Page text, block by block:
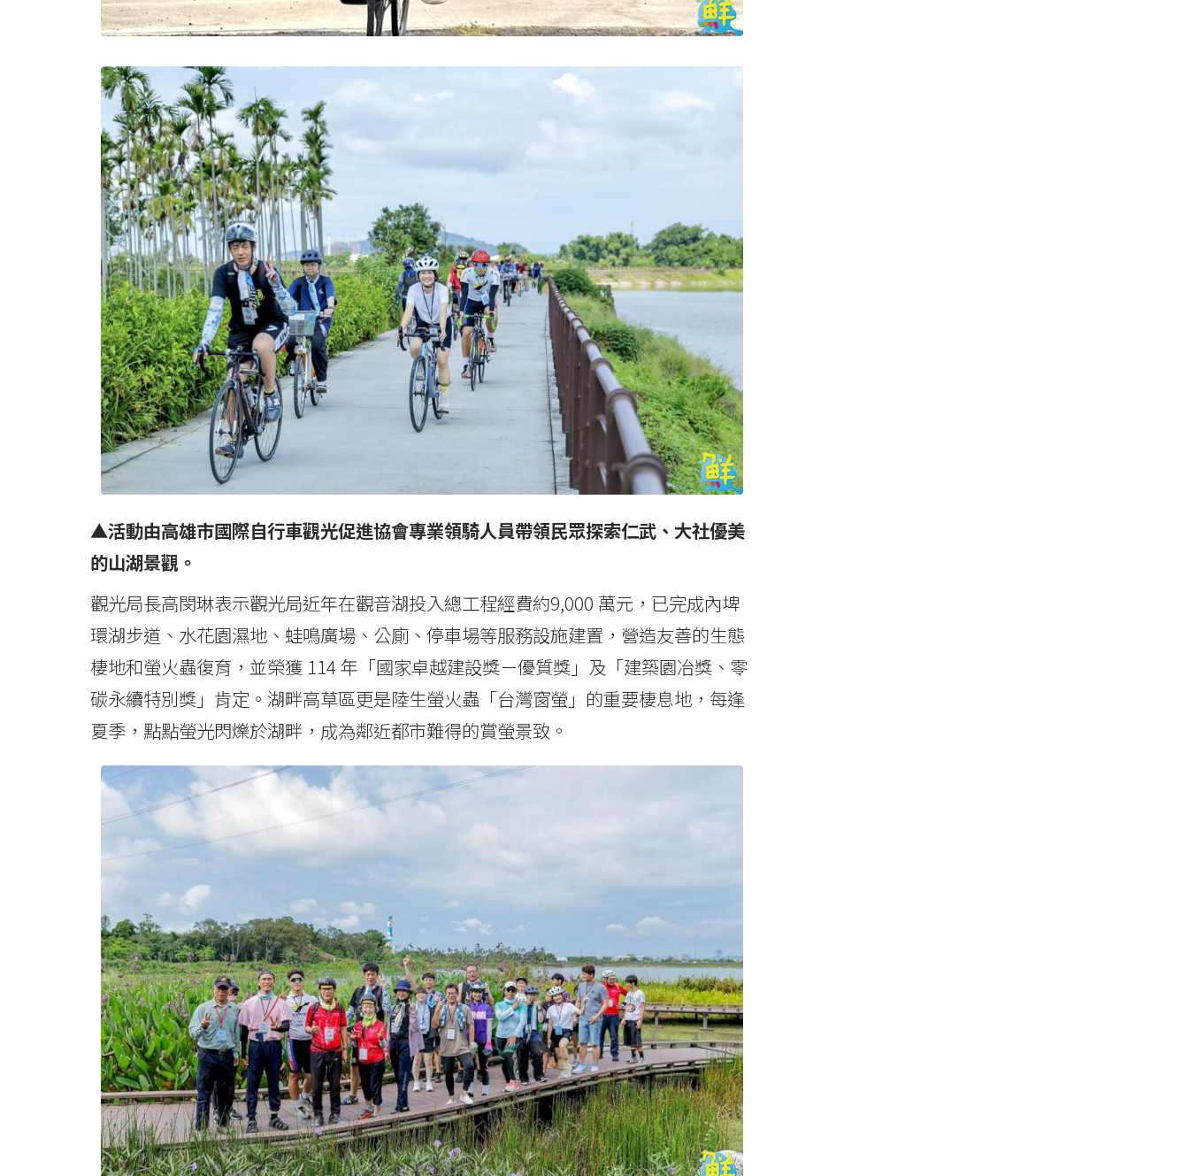
▲活動由高雄市國際自行車觀光促進協會專業領騎人員帶領民眾探索仁武、大社優美
的山湖景觀。
觀光局長高閔琳表示觀光局近年在觀音湖投入總工程經費約9,000 萬元，已完成內埤
環湖步道、水花園濕地、蛙鳴廣場、公廁、停車場等服務設施建置，營造友善的生態
棲地和螢火蟲復育，並榮獲 114 年「國家卓越建設獎－優質獎」及「建築園冶獎、零
碳永續特別獎」肯定。湖畔高草區更是陸生螢火蟲「台灣窗螢」的重要棲息地，每逢
夏季，點點螢光閃爍於湖畔，成為鄰近都市難得的賞螢景致。